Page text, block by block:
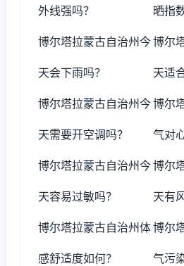
外线强吗？ 晒指
博尔塔拉蒙古自治州今
天会下雨吗？
博尔
天适
博尔塔拉蒙古自治州今
天需要开空调吗？
博尔
气对
博尔塔拉蒙古自治州今
天容易过敏吗？
博尔
天有
博尔塔拉蒙古自治州体
感舒适度如何？
博尔
气污